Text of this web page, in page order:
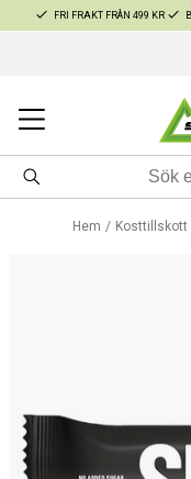
FRI FRAKT FRÅN 499 KR
Hem Kosttillskott